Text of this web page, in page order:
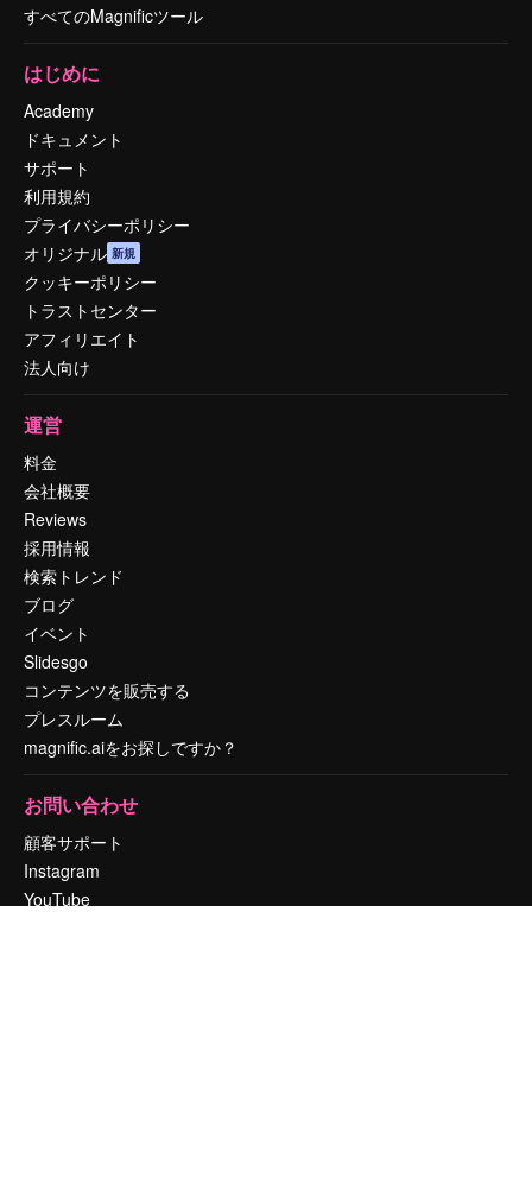
すべてのMagnificツール
はじめに
Academy
ドキュメント
サポート
利用規約
プライバシーポリシー
オリジナル 新規
クッキーポリシー
トラストセンター
アフィリエイト
法人向け
運営
料金
会社概要
Reviews
採用情報
検索トレンド
ブログ
イベント
Slidesgo
コンテンツを販売する
プレスルーム
magnific.aiをお探しですか？
お問い合わせ
顧客サポート
Instagram
YouTube